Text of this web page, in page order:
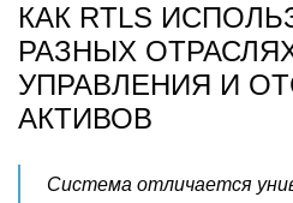
КАК RTLS
РАЗНЫХ
УПРАВЛЕНИЯ И
АКТИВОВ
Система отличается